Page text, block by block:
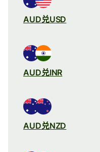
AUD兑USD
AUD兑INR
AUD兑NZD